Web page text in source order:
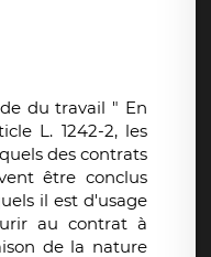
du travail " En
L. 1242-2, les
des contrats
être conclus
il est d'usage
au contrat à
de la nature